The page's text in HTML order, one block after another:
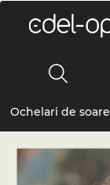
Ochelari de soare